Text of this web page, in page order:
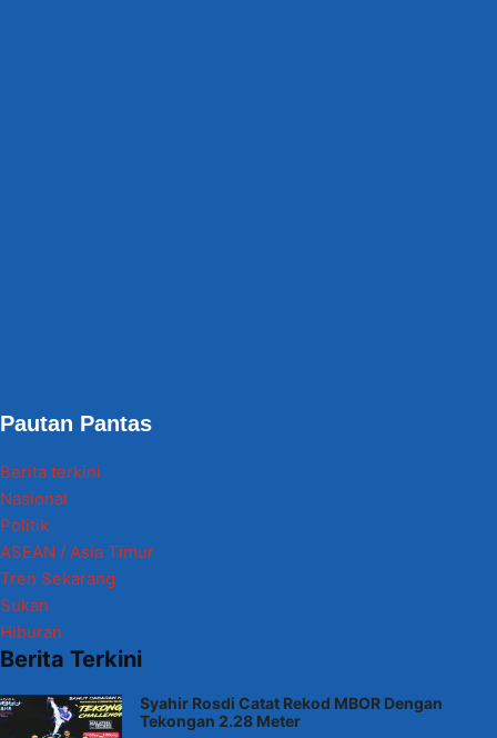
Pautan Pantas
Berita terkini
Nasional
Politik
ASEAN / Asia Timur
Tren Sekarang
Sukan
Hiburan
Berita Terkini
Syahir Rosdi Catat Rekod MBOR Dengan
Tekongan 2.28 Meter